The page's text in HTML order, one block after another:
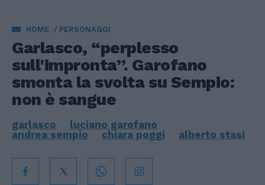
HOME PERSONAGGI
Garlasco, “perplesso
sull'impronta”. Garofano
smonta la svolta su Sempio:
non è sangue
garlasco
luciano garofano
andrea sempio
chiara poggi alberto stasi